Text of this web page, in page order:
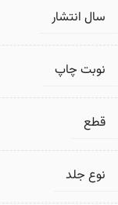
سال انتشار
نوبت چاپ
قطع
نوع جلد